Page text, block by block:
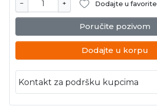
− + Dodajte u favorite
Poručite pozivom
Dodajte u korpu
Kontakt za podršku kupcima